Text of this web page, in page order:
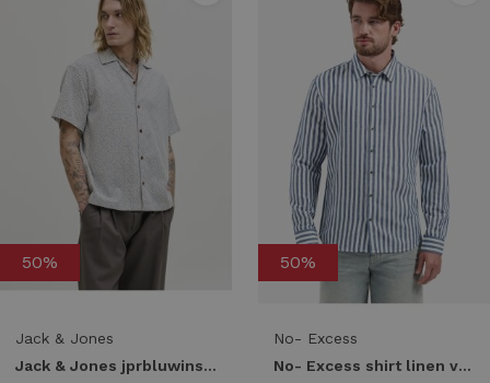
50%
Jack & Jones
Jack & Jones jprbluwinson print dobby s/s shirt ln Overhemd 4944220 ashley blue relaxfit
50%
No- Excess
No- Excess shirt linen vertical big stripe 31470224 Overhemd 136 indigo blue